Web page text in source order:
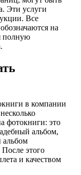
Эти услуги
Все
на
полную
в компании
фотокниги: это
альбом,
альбом
этого
и качеством